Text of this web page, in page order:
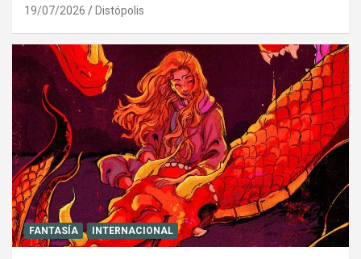
19/07/2026 Distópolis
FANTASÍA INTERNACIONAL